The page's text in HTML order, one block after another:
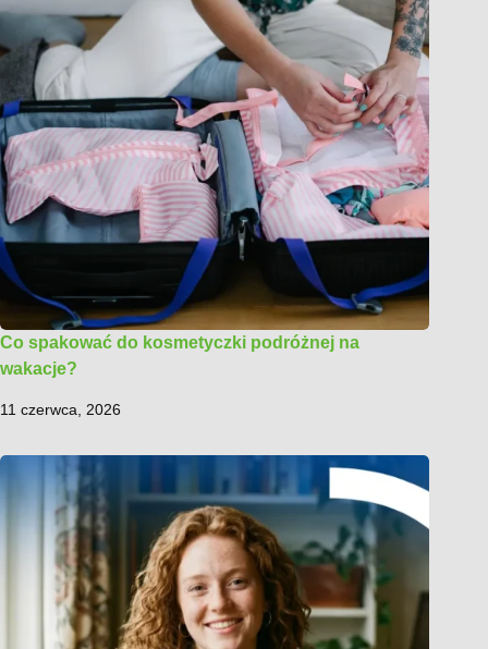
Co spakować do kosmetyczki podróżnej na
wakacje?
11 czerwca, 2026